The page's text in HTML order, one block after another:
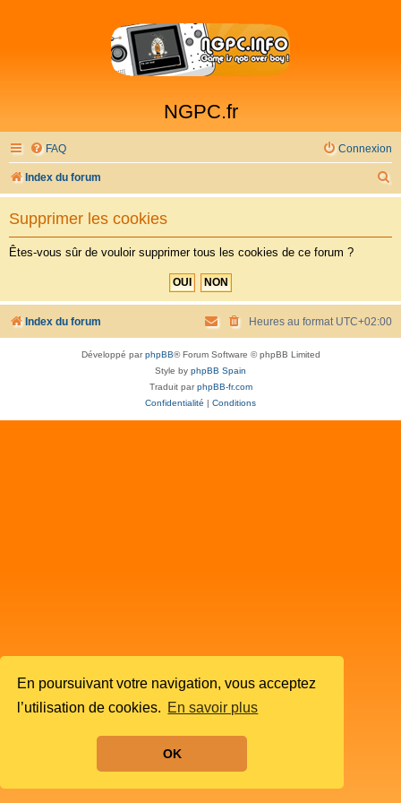
En poursuivant votre navigation, vous acceptez
l’utilisation de cookies. En savoir plus
OK
NGPC.fr
FAQ Connexion
Index du forum
e
h
Supprimer les cookies
Êtes-vous sûr de vouloir supprimer tous les cookies de ce forum ?
Index du forum Heures au format UTC+02:00
Développé parphpBB® Forum Software © phpBB Limited
Style by phpBB Spain
Traduit parphpBB-fr.com
Confidentialité | Conditions